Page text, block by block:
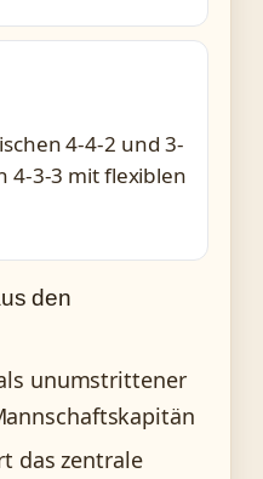
4-4-2 und 3-
4-3-3 mit flexiblen
den
unumstrittener
das zentrale